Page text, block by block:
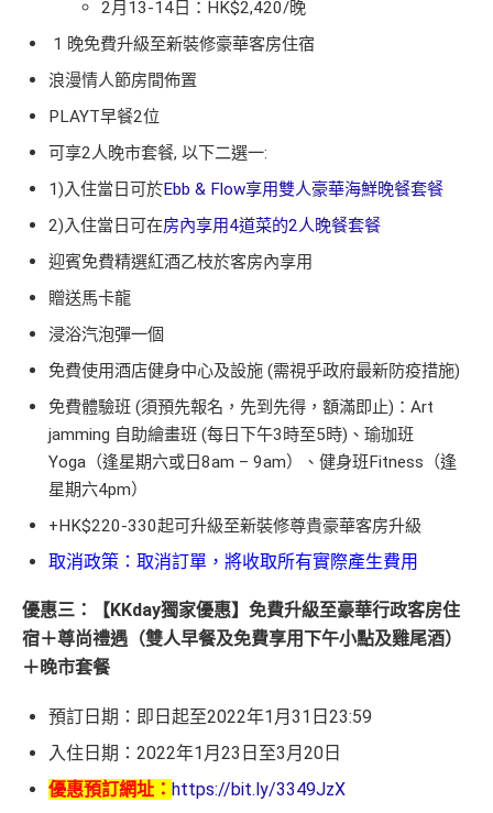
2月13-14日：HK$2,420/晚
1 晚免費升級至新裝修豪華客房住宿
浪漫情人節房間佈置
PLAYT早餐2位
可享2人晚市套餐, 以下二選一:
1)入住當日可於Ebb & Flow享用雙人豪華海鮮晚餐套餐
2)入住當日可在房內享用4道菜的2人晚餐套餐
迎賓免費精選紅酒乙枝於客房內享用
贈送馬卡龍
浸浴汽泡彈一個
免費使用酒店健身中心及設施 (需視乎政府最新防疫措施)
免費體驗班 (須預先報名，先到先得，額滿即止)：Art
jamming 自助繪畫班 (每日下午3時至5時)、瑜珈班
Yoga（逢星期六或日8am – 9am）、健身班Fitness（逢
星期六4pm）
+HK$220-330起可升級至新裝修尊貴豪華客房升級
取消政策：取消訂單，將收取所有實際產生費用
優惠三：【KKday獨家優惠】免費升級至豪華行政客房住
宿＋尊尚禮遇（雙人早餐及免費享用下午小點及雞尾酒）
＋晚市套餐
預訂日期：即日起至2022年1月31日23:59
入住日期：2022年1月23日至3月20日
優惠預訂網址： https://bit.ly/3349JzX